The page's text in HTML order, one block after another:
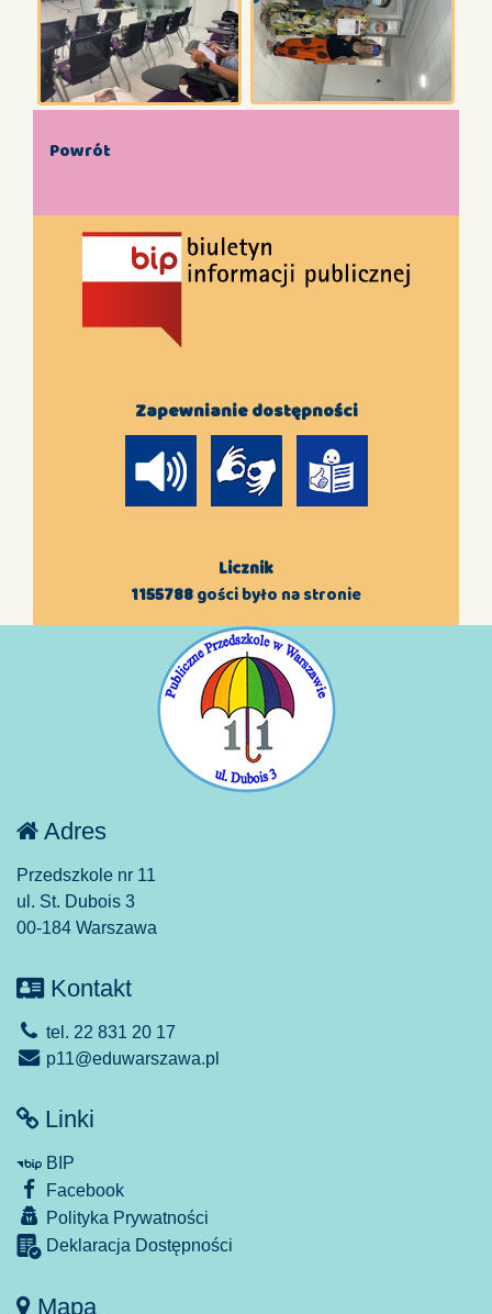
Powrót
Zapewnianie dostępności
Licznik
1155788gości było na stronie
Adres
Przedszkole nr 11
ul. St. Dubois 3
00-184 Warszawa
Kontakt
tel. 22 831 20 17
p11@eduwarszawa.pl
Linki
BIP
Facebook
Polityka Prywatności
Deklaracja Dostępności
Mapa